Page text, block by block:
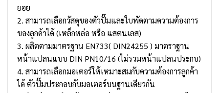
ยอย
2. สามารถเลือกวัสดุของตัวปั๊มและใบพัดตามความต้องการ
ของลูกค้าได้ (เหล็กหล่อ หรือ แสตนเลส)
3. ผลิตตามมาตรฐาน EN733( DIN24255 ) มาตราฐาน
หน้าแปลนแบบ DIN PN10/16 (ไม่รวมหน้าแปลนประกบ)
4. สามารถเลือกมอเตอร์ให้เหมาะสมกับความต้องการลูกค้า
ได้ ตัวปั๊มประกอบกับมอเตอร์บนฐานเดียวกัน